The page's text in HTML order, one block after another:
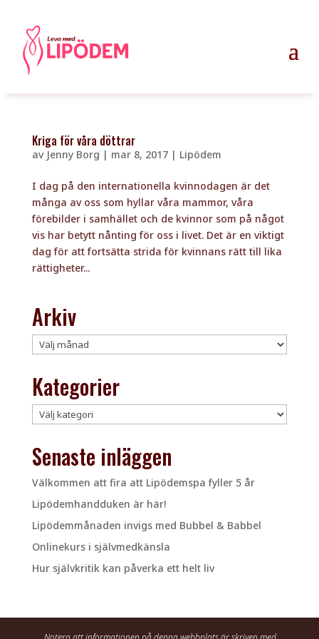
Kriga för våra döttrar
av Jenny Borg | mar 8, 2017| Lipödem
I dag på den internationella kvinnodagen är det
många av oss som hyllar våra mammor, våra
förebilder i samhället och de kvinnor som på något
vis har betytt nånting för oss i livet. Det är en viktigt
dag för att fortsätta strida för kvinnans rätt till lika
rättigheter...
Arkiv
Arkiv
Kategorier
Kategorier
Senaste inläggen
Välkommen att fira att Lipödemspa fyller 5 år
Lipödemhandduken är här!
Lipödemmånaden invigs med Bubbel & Babbel
Onlinekurs i självmedkänsla
Hur självkritik kan påverka ett helt liv